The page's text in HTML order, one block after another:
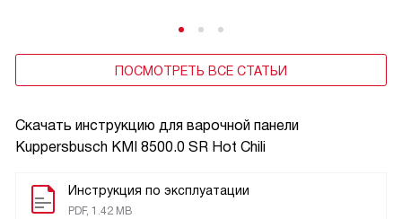
Скачать инструкцию для варочной панели
Kuppersbusch KMI 8500.0 SR Hot Chili
Инструкция по эксплуатации
PDF, 1.42 MB
ПОСМОТРЕТЬ ВСЕ СТАТЬИ